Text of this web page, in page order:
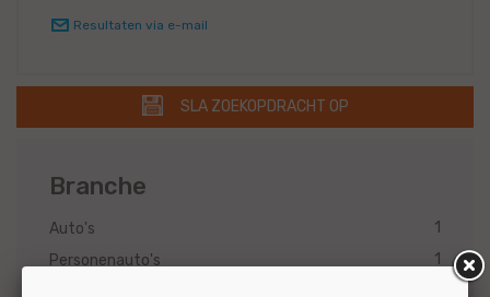
Resultaten via e-mail
SLA ZOEKOPDRACHT OP
Branche
Auto's
1
Personenauto's
1